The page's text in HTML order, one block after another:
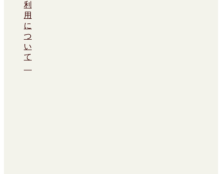
利
用
に
つ
い
て